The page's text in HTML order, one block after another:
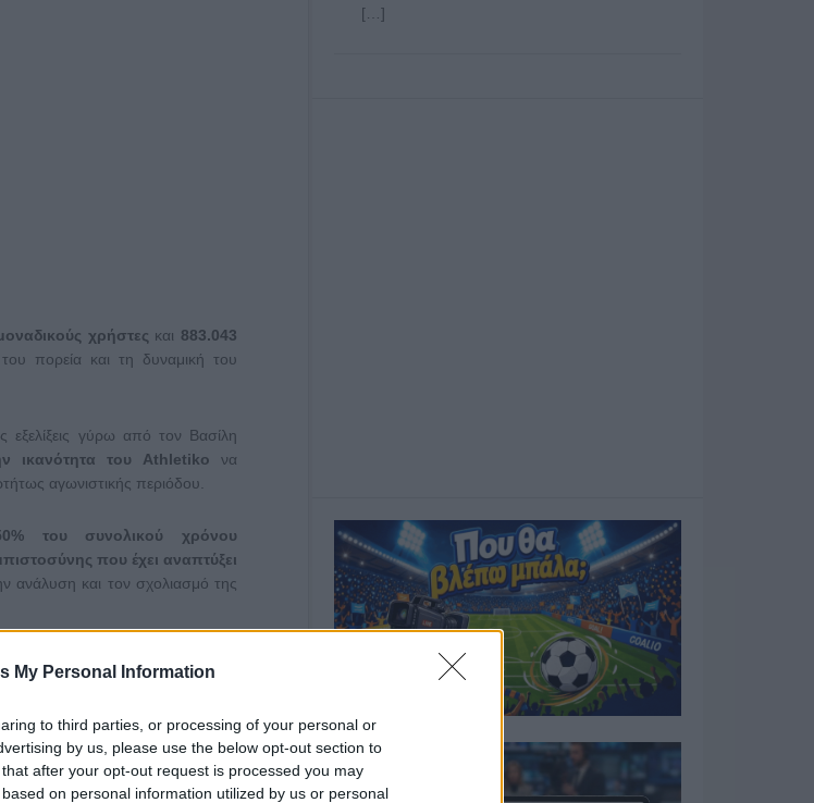
My Personal Information
to third parties, or processing of your personal or
by us, please use the below opt-out section to
after your opt-out request is processed you may
on personal information utilized by us or personal
χρήστες και 883.043
πορεία και τη δυναμική του
εξελίξεις γύρω από τον Βασίλη
ικανότητα του Athletiko να
αγωνιστικής περιόδου.
του συνολικού χρόνου
που έχει αναπτύξει
ανάλυση και τον σχολιασμό της
form videos και Shorts
τη θέση του ως ένα από
[…]